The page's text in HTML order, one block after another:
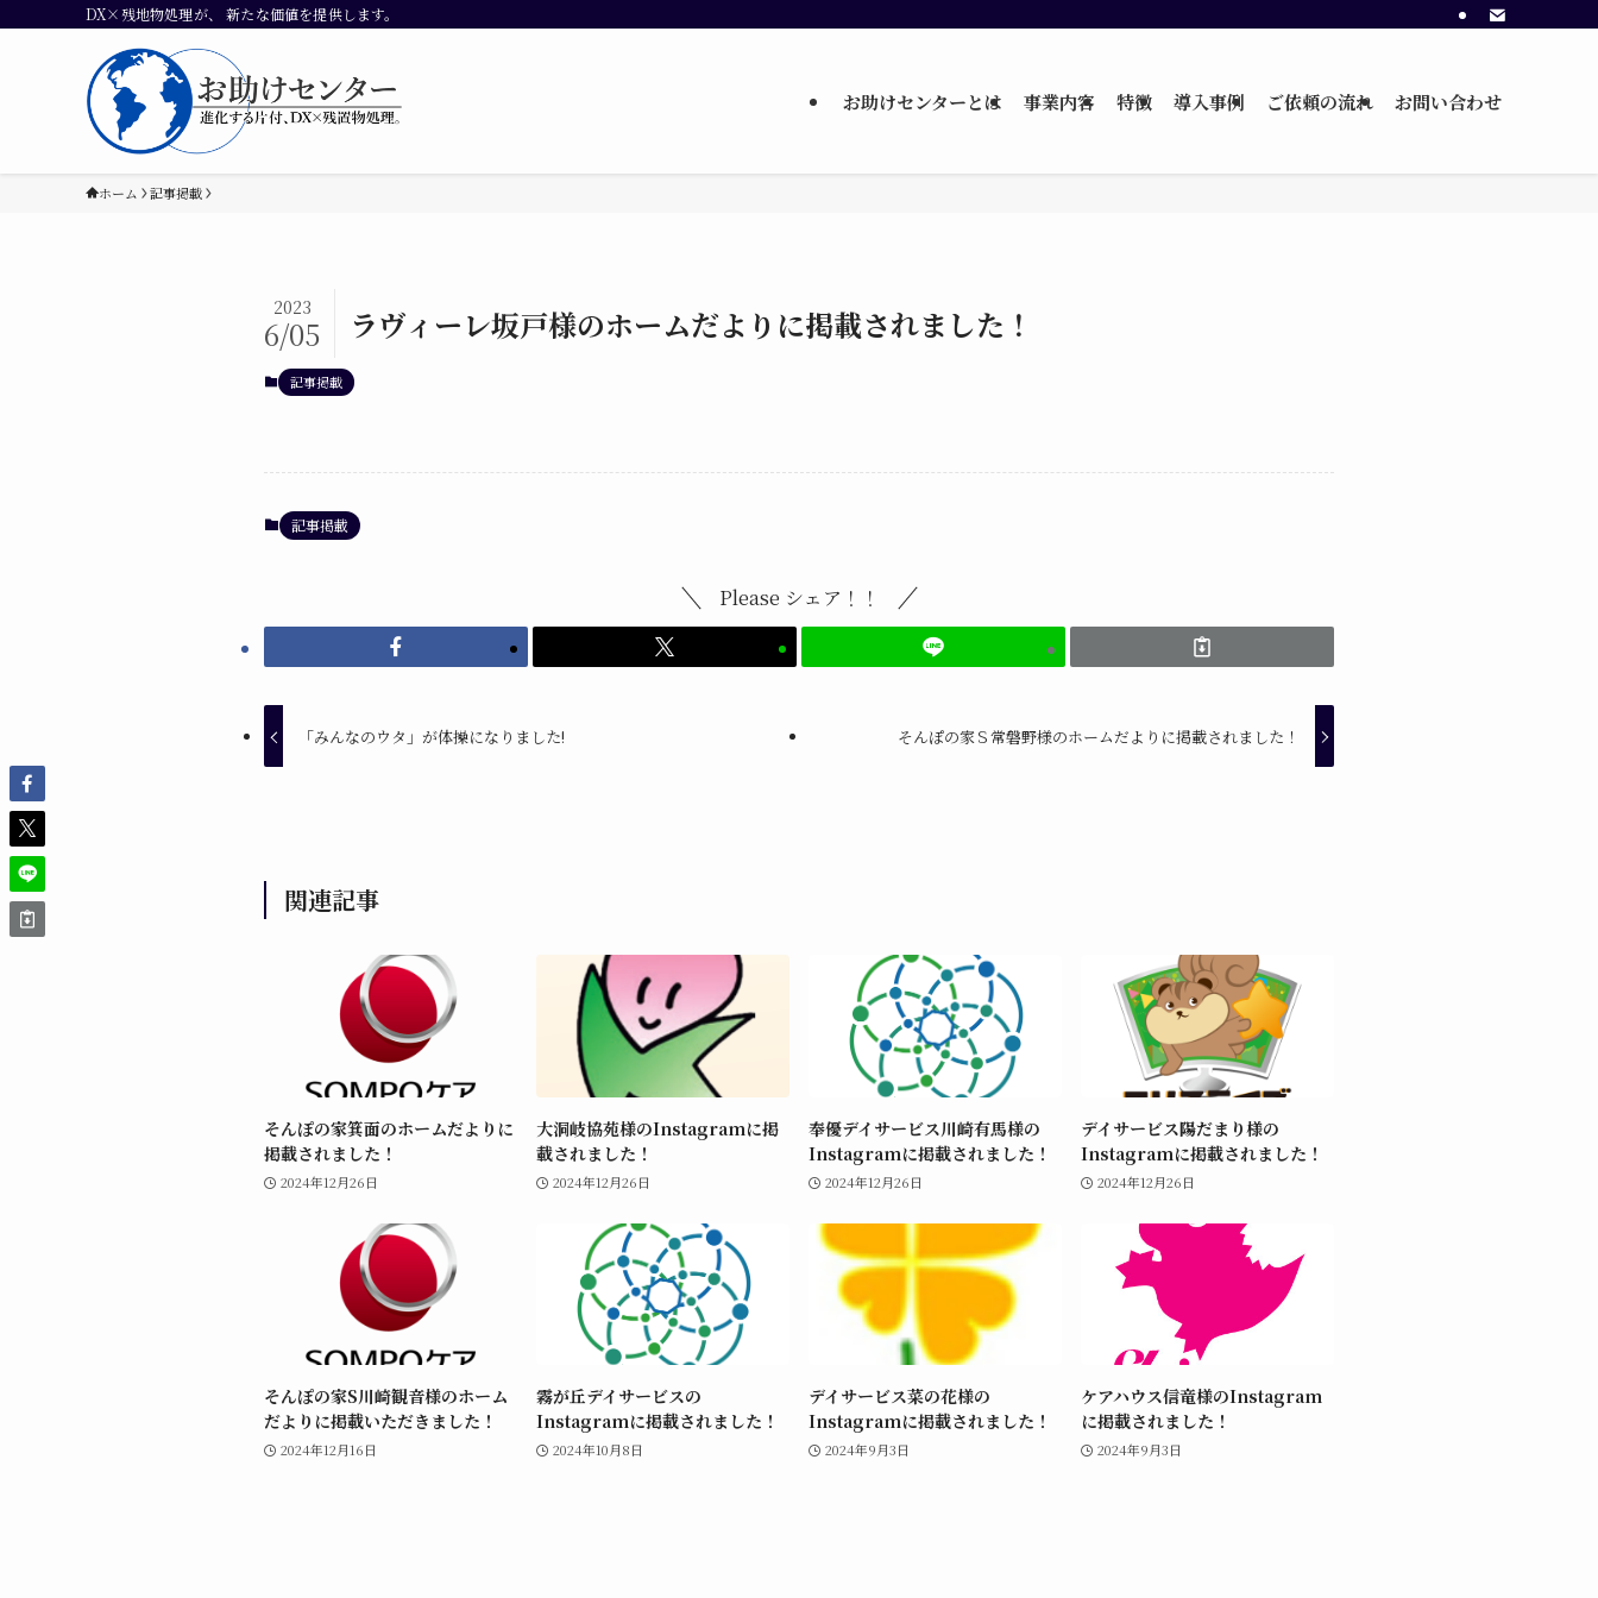
DX×残地物処理が、 新たな価値を提供します。
お助けセンターとは 事業内容 特徴 導入事例 ご依頼の流れ お問い合わせ
ホーム 記事掲載
ラヴィーレ坂戸様のホームだよりに掲載されました！
2023
6/05
記事掲載
記事掲載
Please シェア！！
「みんなのウタ」が体操になりました! そんぽの家Ｓ常磐野様のホームだよりに掲載されました！
関連記事
そんぽの家箕面のホームだよりに
掲載されました！
2024年12月26日
大洞岐協苑様のInstagramに掲
載されました！
2024年12月26日
奉優デイサービス川崎有馬様の
Instagramに掲載されました！
2024年12月26日
デイサービス陽だまり様の
Instagramに掲載されました！
2024年12月26日
そんぽの家S川崎観音様のホーム
だよりに掲載いただきました！
2024年12月16日
霧が丘デイサービスの
Instagramに掲載されました！
2024年10月8日
デイサービス菜の花様の
Instagramに掲載されました！
2024年9月3日
ケアハウス信竜様のInstagram
に掲載されました！
2024年9月3日